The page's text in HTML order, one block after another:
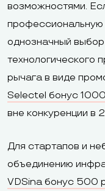
возможностями.
профессиональную
однозначный
технологического
рычага в виде
Selectel бонус
вне конкуренции в
Для стартапов и
объединению
VDSina бонус 500